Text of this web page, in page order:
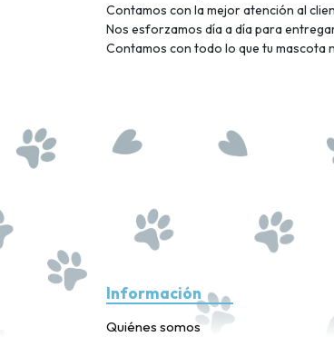
Contamos con la mejor atención al
Nos esforzamos día a día para
Contamos con todo lo que tu mascota
Información
Quiénes somos